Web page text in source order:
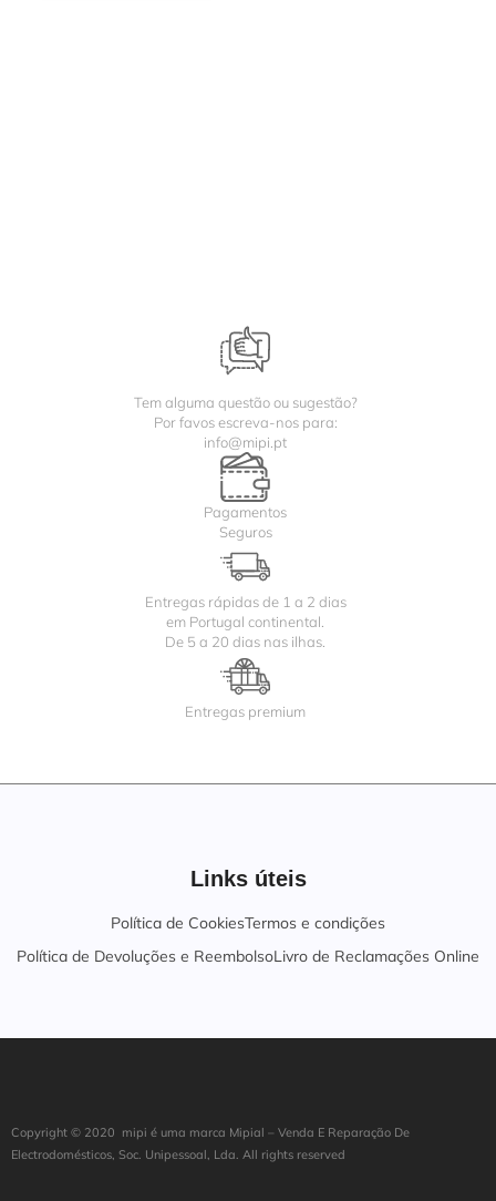
Tem alguma questão ou sugestão?
Por favos escreva-nos para:
info@mipi.pt
Pagamentos
Seguros
Entregas rápidas de 1 a 2 dias
em Portugal continental.
De 5 a 20 dias nas ilhas.
Entregas premium
Links úteis
Política de CookiesTermos e condições
Política de Devoluções e ReembolsoLivro de Reclamações Online
Copyright © 2020 mipi é uma marca Mipial – Venda E Reparação De
Electrodomésticos, Soc. Unipessoal, Lda. All rights reserved